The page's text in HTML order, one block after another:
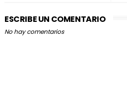
ESCRIBE UN COMENTARIO
No hay comentarios